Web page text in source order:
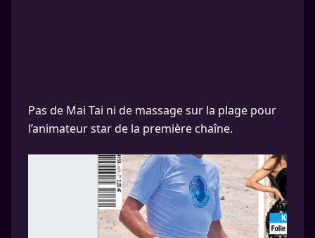
Pas de Mai Tai ni de massage sur la plage pour
l’animateur star de la première chaîne.